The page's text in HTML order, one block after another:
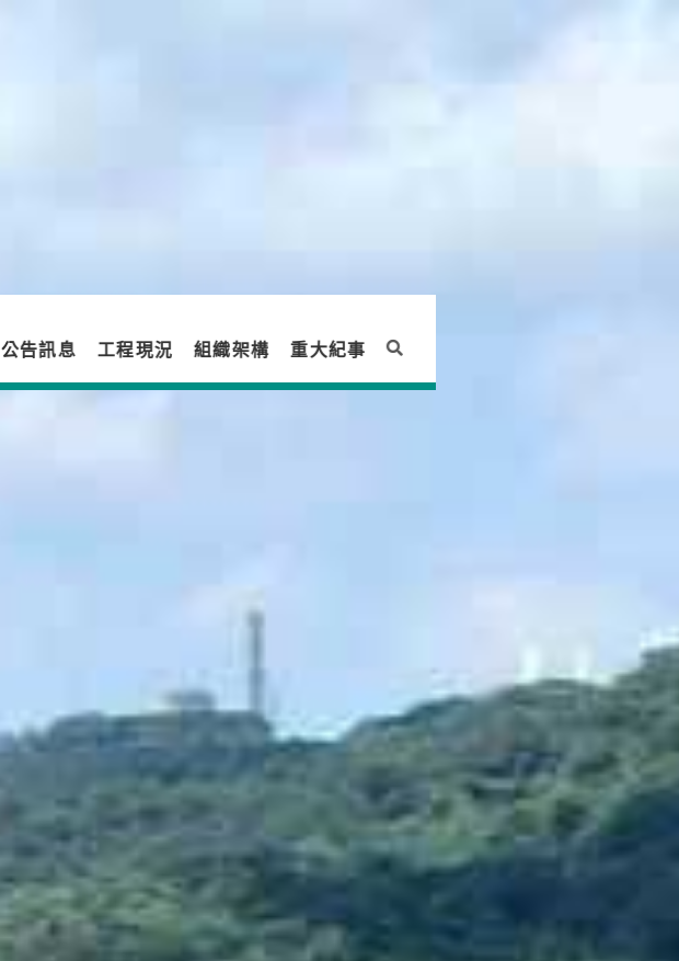
公告訊息 工程現況 組織架構 重大紀事